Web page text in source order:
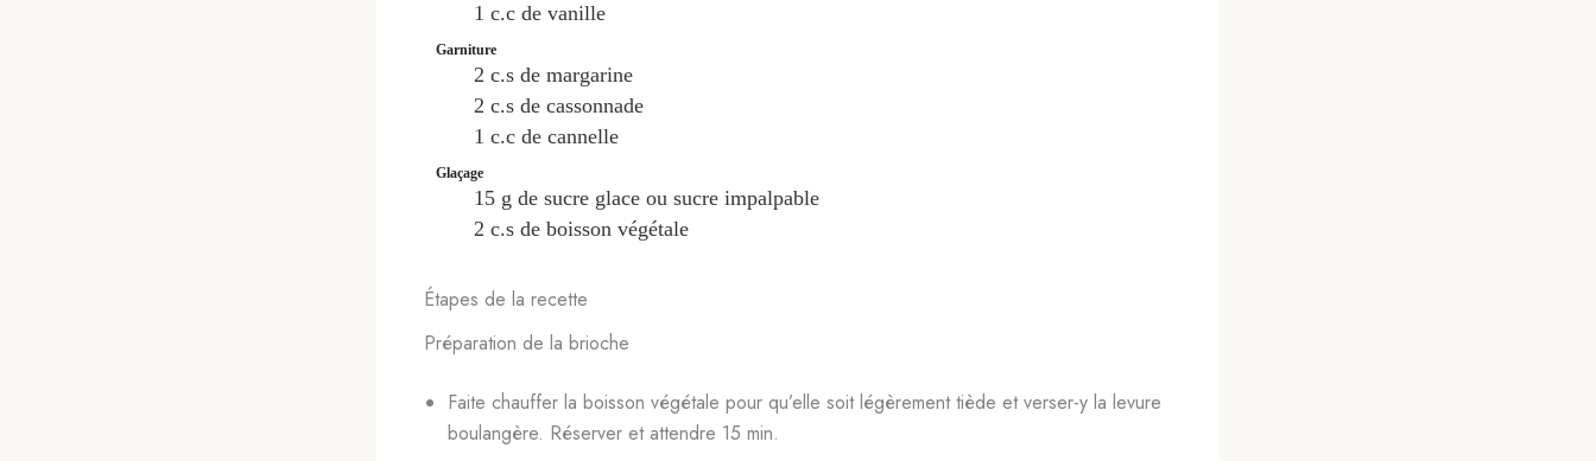
1 c.c de vanille
Garniture
2 c.s de margarine
2 c.s de cassonnade
1 c.c de cannelle
Glaçage
15 g de sucre glace ou sucre impalpable
2 c.s de boisson végétale
Étapes de la recette
Préparation de la brioche
Faite chauffer la boisson végétale pour qu’elle soit légèrement tiède et verser-y la levure
boulangère. Réserver et attendre 15 min.